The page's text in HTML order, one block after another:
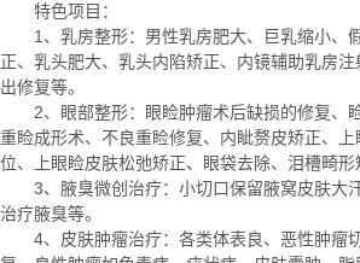
特色项目：
1、乳房整形：男性乳房肥大、巨乳缩小、
正、乳头肥大、乳头内陷矫正、内镜辅助乳房
出修复等。
2、眼部整形：眼睑肿瘤术后缺损的修复、
重睑成形术、不良重睑修复、内眦赘皮矫正、
位、上眼睑皮肤松弛矫正、眼袋去除、泪槽畸形
3、腋臭微创治疗：小切口保留腋窝皮肤大
治疗腋臭等。
4、皮肤肿瘤治疗：各类体表良、恶性肿瘤